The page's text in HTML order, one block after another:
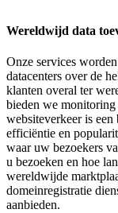
Wereldwijd data
Onze services
datacenters over de
klanten overal ter
bieden we monitoring
websiteverkeer is
efficiëntie en
waar uw bezoekers
u bezoeken en hoe
wereldwijde
domeinregistratie
aanbieden.